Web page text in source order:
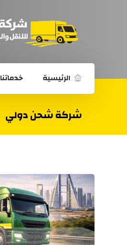
الرئيسية خدماتنا
شركة شحن دولي